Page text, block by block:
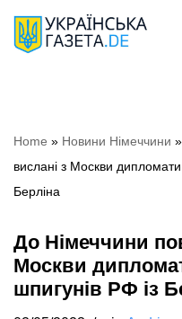
Перейти
Home » Новини Німеччини »
вислані з Москви
Берліна
До Німеччини
Москви
шпигунів РФ із